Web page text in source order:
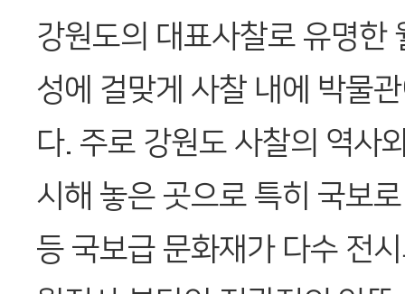
강원도의 대표사찰로 유명한
성에 걸맞게 사찰 내에 박물
다. 주로 강원도 사찰의 역사
시해 놓은 곳으로 특히 국보
등 국보급 문화재가 다수 전